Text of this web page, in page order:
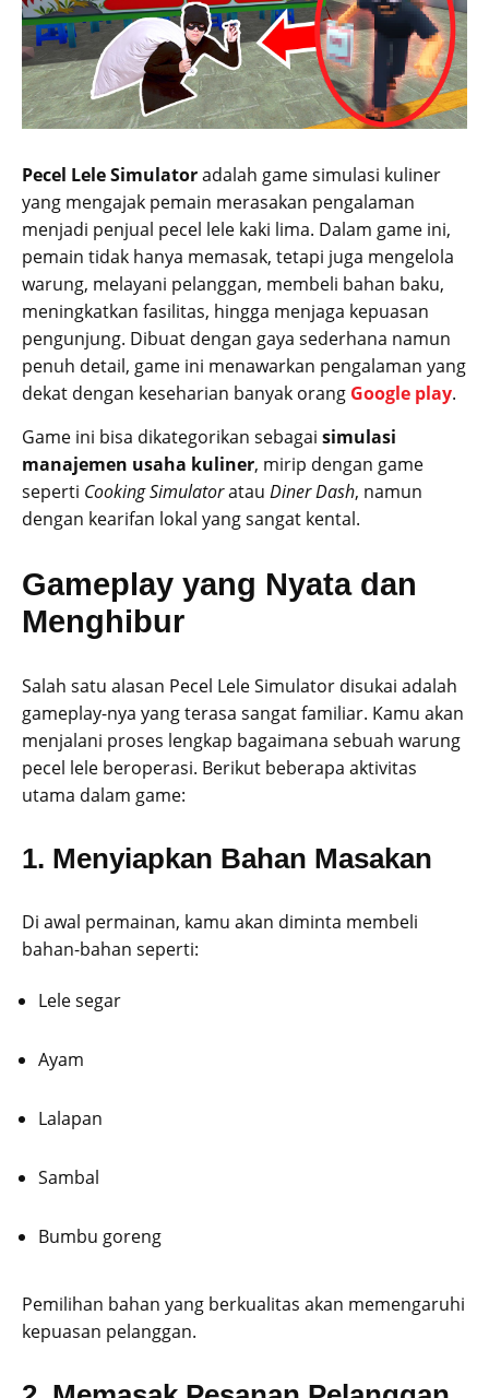
Pecel Lele Simulatoradalah game simulasi kuliner
yang mengajak pemain merasakan pengalaman
menjadi penjual pecel lele kaki lima. Dalam game ini,
pemain tidak hanya memasak, tetapi juga mengelola
warung, melayani pelanggan, membeli bahan baku,
meningkatkan fasilitas, hingga menjaga kepuasan
pengunjung. Dibuat dengan gaya sederhana namun
penuh detail, game ini menawarkan pengalaman yang
dekat dengan keseharian banyak orang Google play.
Game ini bisa dikategorikan sebagai simulasi
manajemen usaha kuliner, mirip dengan game
seperti Cooking Simulatoratau Diner Dash, namun
dengan kearifan lokal yang sangat kental.
Gameplay yang Nyata dan
Menghibur
Salah satu alasan Pecel Lele Simulator disukai adalah
gameplay-nya yang terasa sangat familiar. Kamu akan
menjalani proses lengkap bagaimana sebuah warung
pecel lele beroperasi. Berikut beberapa aktivitas
utama dalam game:
1. Menyiapkan Bahan Masakan
Di awal permainan, kamu akan diminta membeli
bahan-bahan seperti:
Lele segar
Ayam
Lalapan
Sambal
Bumbu goreng
Pemilihan bahan yang berkualitas akan memengaruhi
kepuasan pelanggan.